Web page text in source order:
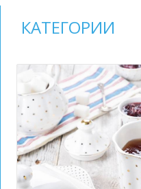
КАТЕГОРИИ